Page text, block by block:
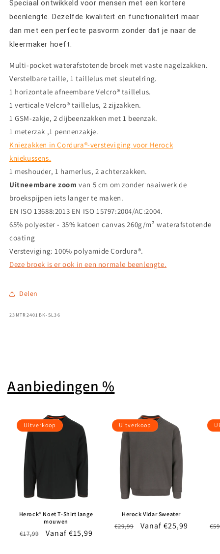
Speciaal ontwikkeld voor mensen met een kortere
beenlengte. Dezelfde kwaliteit en functionaliteit maar
dan met een perfecte pasvorm zonder dat je naar de
kleermaker hoeft.
Multi-pocket waterafstotende broek met vaste nagelzakken.
Verstelbare taille, 1 taillelus met sleutelring.
1 horizontale afneembare Velcro® taillelus.
1 verticale Velcro® taillelus, 2 zijzakken.
1 GSM-zakje, 2 dijbeenzakken met 1 beenzak.
1 meterzak ,1 pennenzakje.
Kniezakken in Cordura®-versteviging voor Herock
kniekussens.
1 meshouder, 1 hamerlus, 2 achterzakken.
Uitneembare zoom van 5 cm om zonder naaiwerk de
broekspijpen iets langer te maken.
EN ISO 13688:2013 EN ISO 15797:2004/AC:2004.
65% polyester - 35% katoen canvas 260g/m² waterafstotende
coating
Versteviging: 100% polyamide Cordura®.
Deze broek is er ook in een normale beenlengte.
Delen
SKU:
23MTR2401BK-SL36
Aanbiedingen %
Uitverkoop
Herock® Noet T-Shirt lange
mouwen
Normale
€17,99 Aanbiedingsprijs
Vanaf €15,99
Uitverkoop
Herock Vidar Sweater
Normale
€29,99 Aanbiedingsprijs
Vanaf €25,99